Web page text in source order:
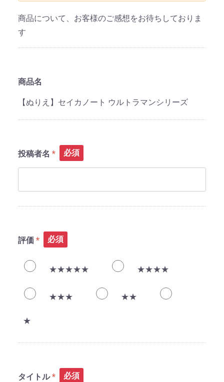
商品について、お客様のご感想をお待ちしておりま
す
商品名
【ぬりえ】セイカノート ウルトラマンシリーズ
投稿者名 必須
評価 必須
★★★★★ ★★★★
★★★ ★★
★
タイトル 必須